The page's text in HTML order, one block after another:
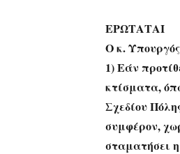
ΕΡΩΤΑΤΑΙ
Ο κ.
1) Εάν
κτίσματα,
Σχεδίου
συμφέρον,
σταματήσει